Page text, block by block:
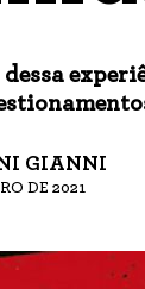
GIANNI
DE 2021